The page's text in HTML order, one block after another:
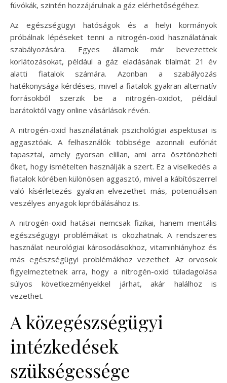
fúvókák, szintén hozzájárulnak a gáz elérhetőségéhez.
Az egészségügyi hatóságok és a helyi kormányok
próbálnak lépéseket tenni a nitrogén-oxid használatának
szabályozására. Egyes államok már bevezettek
korlátozásokat, például a gáz eladásának tilalmát 21 év
alatti fiatalok számára. Azonban a szabályozás
hatékonysága kérdéses, mivel a fiatalok gyakran alternatív
forrásokból szerzik be a nitrogén-oxidot, például
barátoktól vagy online vásárlások révén.
A nitrogén-oxid használatának pszichológiai aspektusai is
aggasztóak. A felhasználók többsége azonnali eufóriát
tapasztal, amely gyorsan elillan, ami arra ösztönözheti
őket, hogy ismételten használják a szert. Ez a viselkedés a
fiatalok körében különösen aggasztó, mivel a kábítószerrel
való kísérletezés gyakran elvezethet más, potenciálisan
veszélyes anyagok kipróbálásához is.
A nitrogén-oxid hatásai nemcsak fizikai, hanem mentális
egészségügyi problémákat is okozhatnak. A rendszeres
használat neurológiai károsodásokhoz, vitaminhiányhoz és
más egészségügyi problémákhoz vezethet. Az orvosok
figyelmeztetnek arra, hogy a nitrogén-oxid túladagolása
súlyos következményekkel járhat, akár halálhoz is
vezethet.
A közegészségügyi
intézkedések
szükségessége